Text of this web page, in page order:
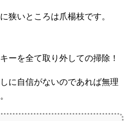
狭いところは爪楊枝です。
ーを全て取り外しての掃除！
に自信がないのであれば無理